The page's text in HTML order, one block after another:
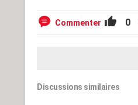
Commenter 0
Discussions similaires